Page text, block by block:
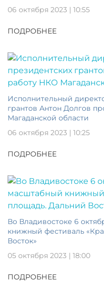
06 октября 2023 | 10:55
ПОДРОБНЕЕ
Исполнительный
грантов Антон Долгов
Магаданской области
06 октября 2023 | 10:25
ПОДРОБНЕЕ
Во Владивостоке 6
книжный фестиваль
Восток»
05 октября 2023 | 18:00
ПОДРОБНЕЕ